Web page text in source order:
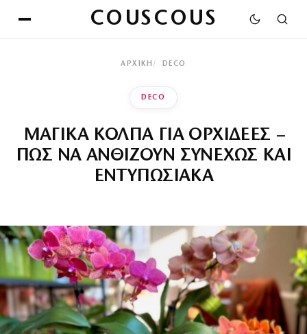
COUSCOUS
ΑΡΧΙΚΉ DECO
DECO
ΜΑΓΙΚΑ ΚΟΛΠΑ ΓΙΑ ΟΡΧΙΔΕΕΣ –
ΠΩΣ ΝΑ ΑΝΘΙΖΟΥΝ ΣΥΝΕΧΩΣ ΚΑΙ
ΕΝΤΥΠΩΣΙΑΚΑ